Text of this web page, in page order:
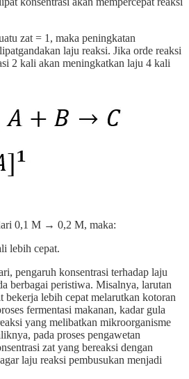
zat = 1, maka peningkatan
laju reaksi. Jika orde reaksi
2 kali akan meningkatkan laju 4 kali
0,1 M → 0,2 M, maka:
lebih cepat.
pengaruh konsentrasi terhadap laju
berbagai peristiwa. Misalnya, larutan
bekerja lebih cepat melarutkan kotoran
fermentasi makanan, kadar gula
yang melibatkan mikroorganisme
pada proses pengawetan
zat yang bereaksi dengan
laju reaksi pembusukan menjadi